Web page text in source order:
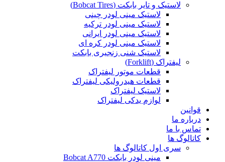
لاستیک و تایر بابکت (Bobcat Tires)
لاستیک مینی لودر چینی
لاستیک مینی لودر ترکیه
لاستیک مینی لودر ایرانی
لاستیک مینی لودر کره ای
لاستیک شنی زنجیری بابکت
لیفتراک (Forklift)
قطعات موتور لیفتراک
قطعات هیدرولیکی لیفتراک
لاستیک لیفتراک
لوازم یدکی لیفتراک
قوانین
درباره ما
تماس با ما
کاتالوگ ها
سری اول کاتالوگ ها
مینی لودر بابکت Bobcat A770